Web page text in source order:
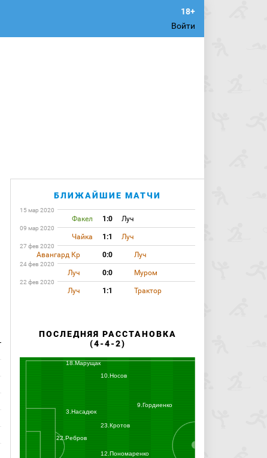
Войти
БЛИЖАЙШИЕ МАТЧИ
15 мар 2020
Факел 1:0 Луч
09 мар 2020
Чайка 1:1 Луч
27 фев 2020
Авангард Кр 0:0 Луч
24 фев 2020
Луч 0:0 Муром
22 фев 2020
Луч 1:1 Трактор
ПОСЛЕДНЯЯ РАССТАНОВКА
(4-4-2)
9.Гордиенко
23.Кротов
18.Марущак
3.Насадюк
10.Носов
12.Пономаренко
22.Ребров